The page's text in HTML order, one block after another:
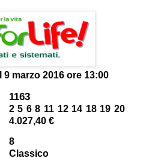
9 marzo 2016 ore 13:00
1163
2 5 6 8 11 12 14 18 19 20
4.027,40 €
8
Classico